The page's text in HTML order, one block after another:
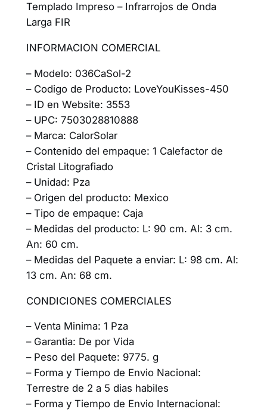
Templado Impreso – Infrarrojos de Onda
Larga FIR
INFORMACION COMERCIAL
– Modelo: 036CaSol-2
– Codigo de Producto: LoveYouKisses-450
– ID en Website: 3553
– UPC: 7503028810888
– Marca: CalorSolar
– Contenido del empaque: 1 Calefactor de
Cristal Litografiado
– Unidad: Pza
– Origen del producto: Mexico
– Tipo de empaque: Caja
– Medidas del producto: L: 90 cm. Al: 3 cm.
An: 60 cm.
– Medidas del Paquete a enviar: L: 98 cm. Al:
13 cm. An: 68 cm.
CONDICIONES COMERCIALES
– Venta Minima: 1 Pza
– Garantia: De por Vida
– Peso del Paquete: 9775. g
– Forma y Tiempo de Envio Nacional:
Terrestre de 2 a 5 dias habiles
– Forma y Tiempo de Envio Internacional: